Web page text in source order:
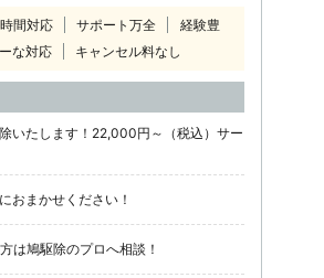
間対応 サポート万全
経験豊
な対応 キャンセル料なし
いたします！22,000円～（税込）サー
おまかせください！
は鳩駆除のプロへ相談！